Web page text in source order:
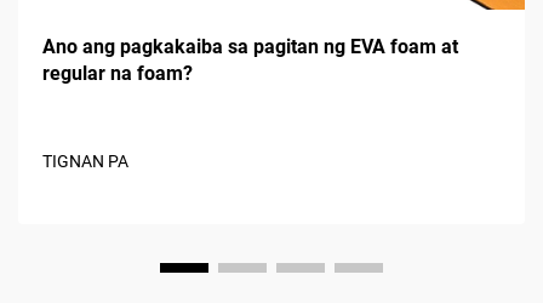
Ano ang pagkakaiba sa pagitan ng EVA foam at
regular na foam?
TIGNAN PA